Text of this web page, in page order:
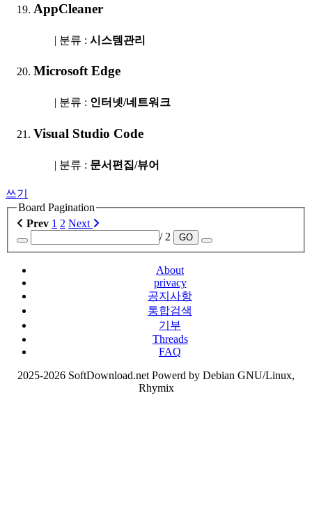
AppCleaner
| 분류 : 시스템관리
Microsoft Edge
| 분류 : 인터넷/네트워크
Visual Studio Code
| 분류 : 문서편집/뷰어
쓰기
Board Pagination
Prev 1 2 Next
/ 2
GO
About
privacy
공지사항
통합검색
기부
Threads
FAQ
2025-2026 SoftDownload.net Powerd by Debian GNU/Linux,
Rhymix